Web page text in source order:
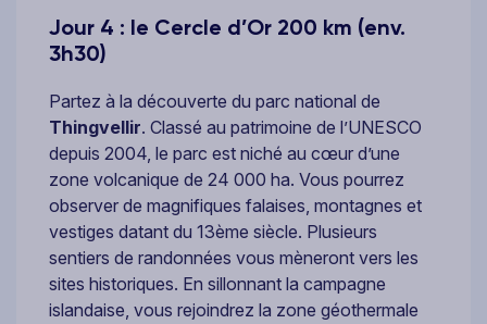
Jour 4 : le Cercle d’Or 200 km (env.
3h30)
Partez à la découverte du parc national de
Thingvellir. Classé au patrimoine de l’UNESCO
depuis 2004, le parc est niché au cœur d’une
zone volcanique de 24 000 ha. Vous pourrez
observer de magnifiques falaises, montagnes et
vestiges datant du 13ème siècle. Plusieurs
sentiers de randonnées vous mèneront vers les
sites historiques. En sillonnant la campagne
islandaise, vous rejoindrez la zone géothermale